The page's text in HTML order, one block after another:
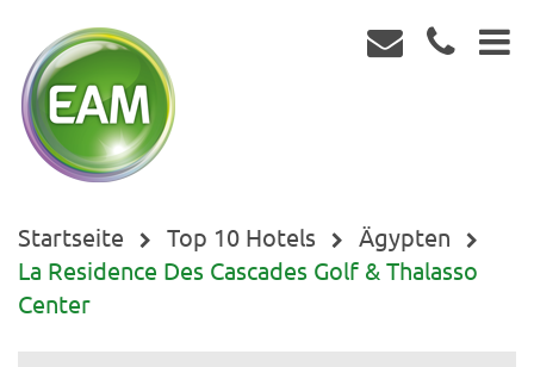
Startseite Top 10 Hotels
Ägypten
La Residence Des Cascades Golf & Thalasso
Center